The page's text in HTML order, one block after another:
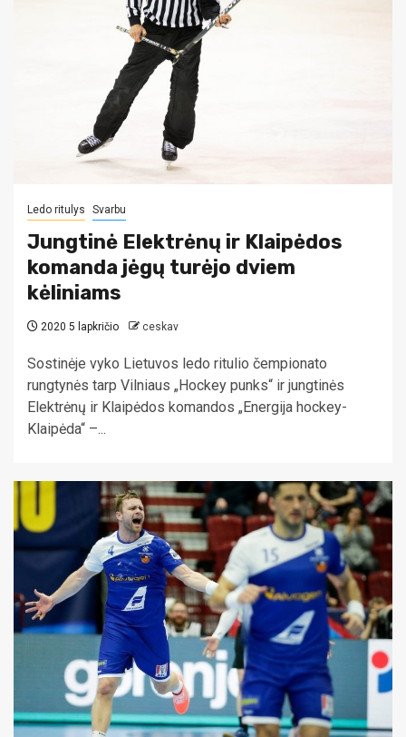
Ledo ritulys Svarbu
Jungtinė Elektrėnų ir Klaipėdos
komanda jėgų turėjo dviem
kėliniams
2020 5 lapkričio ceskav
Sostinėje vyko Lietuvos ledo ritulio čempionato
rungtynės tarp Vilniaus „Hockey punks“ ir jungtinės
Elektrėnų ir Klaipėdos komandos „Energija hockey-
Klaipėda“ –...